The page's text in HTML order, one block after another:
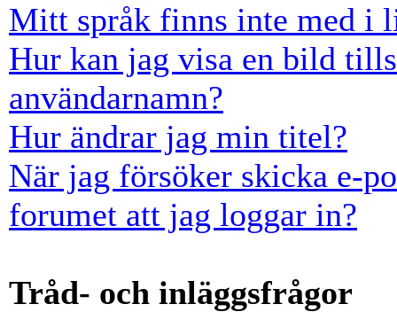
Mitt språk finns inte med i
Hur kan jag visa en bild
användarnamn?
Hur ändrar jag min titel?
När jag försöker skicka e-
forumet att jag loggar in?
Tråd- och inläggsfrågor